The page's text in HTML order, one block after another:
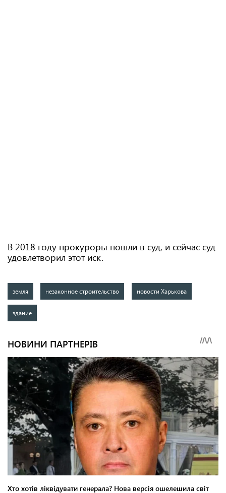
В 2018 году прокуроры пошли в суд, и сейчас суд
удовлетворил этот иск.
земля незаконное строительство новости Харькова
здание